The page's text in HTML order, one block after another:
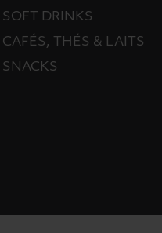
SOFT DRINKS
CAFÉS, THÉS & LAITS
SNACKS